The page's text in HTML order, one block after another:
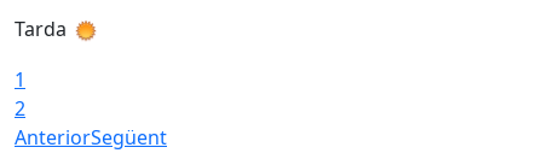
Tarda
1
2
AnteriorSegüent